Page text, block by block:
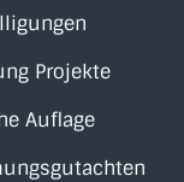
Projekte
Auflage